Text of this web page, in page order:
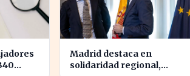
Madrid destaca en
solidaridad regional,